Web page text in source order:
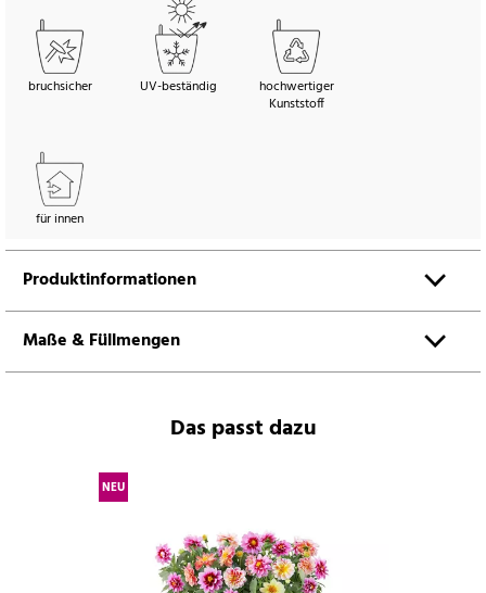
bruchsicher UV-beständig
hochwertiger
Kunststoff
für innen
Produktinformationen
Maße & Füllmengen
Das passt dazu
NEU